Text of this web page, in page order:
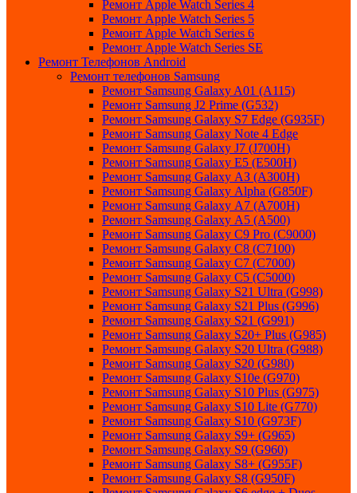
Ремонт Apple Watch Series 4
Ремонт Apple Watch Series 5
Ремонт Apple Watch Series 6
Ремонт Apple Watch Series SE
Ремонт Телефонов Android
Ремонт телефонов Samsung
Ремонт Samsung Galaxy A01 (A115)
Ремонт Samsung J2 Prime (G532)
Ремонт Samsung Galaxу S7 Edge (G9З5F)
Ремонт Samsung Galaxу Note 4 Edge
Ремонт Samsung Galaxу J7 (J700H)
Ремонт Samsung Galaxу E5 (E500H)
Ремонт Samsung Galaxу AЗ (AЗ00H)
Ремонт Samsung Galaxу Alpha (G850F)
Ремонт Samsung Galaxу A7 (A700H)
Ремонт Samsung Galaxу A5 (A500)
Ремонт Samsung Galaxy С9 Pro (C9000)
Ремонт Samsung Galaxy С8 (C7100)
Ремонт Samsung Galaxy С7 (C7000)
Ремонт Samsung Galaxy С5 (C5000)
Ремонт Samsung Galaxy S21 Ultra (G998)
Ремонт Samsung Galaxy S21 Plus (G996)
Ремонт Samsung Galaxy S21 (G991)
Ремонт Samsung Galaxy S20+ Plus (G985)
Ремонт Samsung Galaxy S20 Ultra (G988)
Ремонт Samsung Galaxy S20 (G980)
Ремонт Samsung Galaxy S10e (G970)
Ремонт Samsung Galaxy S10 Plus (G975)
Ремонт Samsung Galaxy S10 Lite (G770)
Ремонт Samsung Galaxy S10 (G973F)
Ремонт Samsung Galaxy S9+ (G965)
Ремонт Samsung Galaxy S9 (G960)
Ремонт Samsung Galaxy S8+ (G955F)
Ремонт Samsung Galaxy S8 (G950F)